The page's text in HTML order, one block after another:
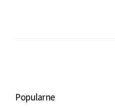
Popularne